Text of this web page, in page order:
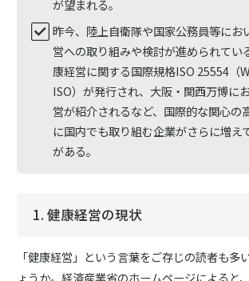
が望まれる。
昨今、陸上自衛隊や国家公務員等にお
営への取り組みや検討が進められてい
康経営に関する国際規格ISO 25554（
ISO）が発行され、大阪・関西万博に
営が紹介されるなど、国際的な関心の
に国内でも取り組む企業がさらに増え
がある。
1. 健康経営の現状
「健康経営」という言葉をご存じの読者も多
ょうか。経済産業省のホームページによると